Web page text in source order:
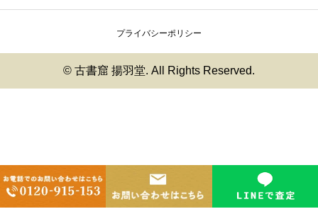
プライバシーポリシー
© 古書窟 揚羽堂. All Rights Reserved.